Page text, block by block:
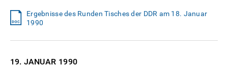
Ergebnisse des Runden Tisches der DDR am 18. Januar
1990
19. JANUAR 1990